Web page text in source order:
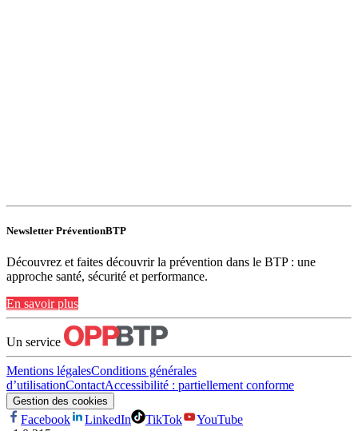
Newsletter PréventionBTP
Découvrez et faites découvrir la prévention dans le BTP : une
approche santé, sécurité et performance.
En savoir plus
Un service
Mentions légalesConditions générales
d’utilisationContactAccessibilité : partiellement conforme
Gestion des cookies
Facebook LinkedIn TikTok
YouTube